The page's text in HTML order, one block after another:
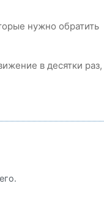
нужно обратить
в десятки раз,